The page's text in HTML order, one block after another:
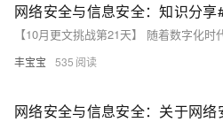
网络安全与信息安全：知识分享
丰宝宝 535